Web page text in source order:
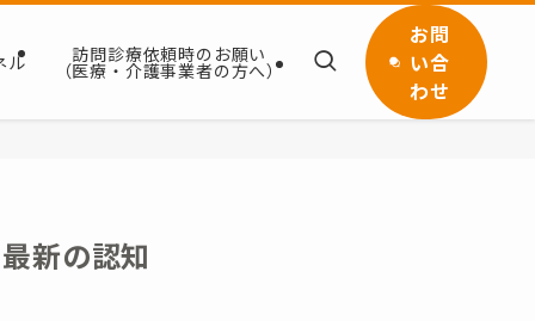
ル 訪問診療依頼時のお願い
（医療・介護事業者の方へ）
お問
い合
わせ
新の認知